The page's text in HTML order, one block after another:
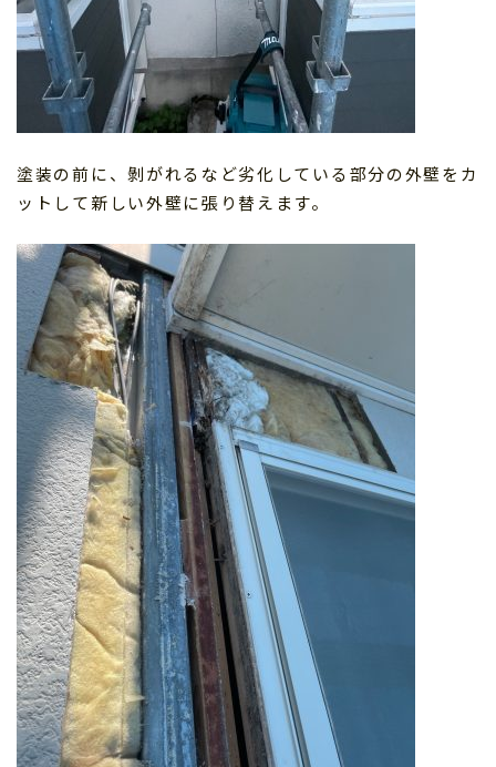
塗装の前に、剝がれるなど劣化している部分の外壁をカ
ットして新しい外壁に張り替えます。